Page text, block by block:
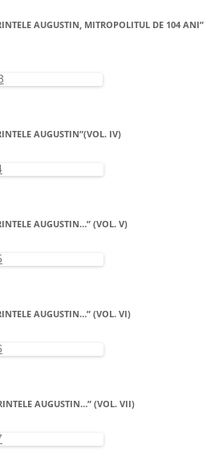
AUGUSTIN, MITROPOLITUL DE 104 ANI”
AUGUSTIN”(VOL. IV)
AUGUSTIN…” (VOL. V)
AUGUSTIN…” (VOL. VI)
AUGUSTIN…” (VOL. VII)